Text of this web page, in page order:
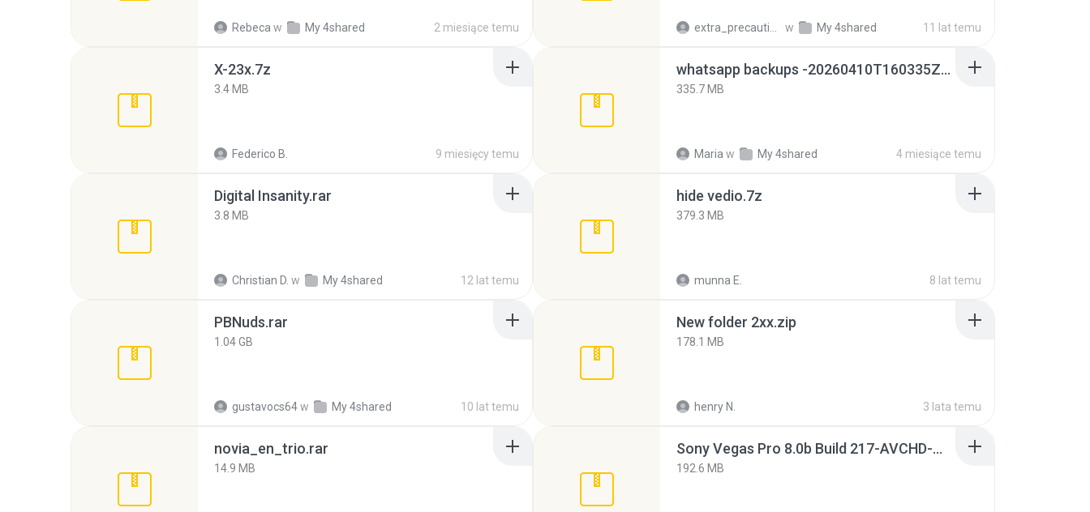
Rebeca w My 4shared 2 miesiące temu w My 4shared 11 lat temu
X-23x.7z
3.4 MB
Federico B. 9 miesięcy temu
whatsapp backups -20260410T160335Z-3-001.zip
335.7 MB
Maria w My 4shared 4 miesiące temu
Digital Insanity.rar
3.8 MB
Christian D. w My 4shared 12 lat temu
hide vedio.7z
379.3 MB
munna E. 8 lat temu
PBNuds.rar
1.04 GB
gustavocs64w My 4shared 10 lat temu
New folder 2xx.zip
178.1 MB
henry N. 3 lata temu
novia_en_trio.rar
14.9 MB
Sony Vegas Pro 8.0b Build 217-AVCHD-MPG-AC3 FIXED.7z
192.6 MB